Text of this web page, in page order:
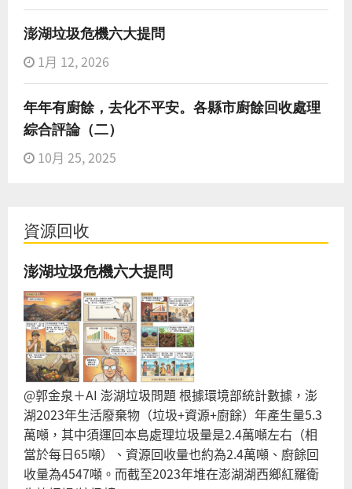
澎湖垃圾危機六大提問
1月 12, 2026
年年有廚餘，去化不平安。各縣市廚餘回收處理
綜合評論（二）
10月 25, 2025
資源回收
澎湖垃圾危機六大提問
@郭金泉＋AI 澎湖垃圾問題 根據環境部統計數據，澎
湖2023年生活廢棄物（垃圾+資源+廚餘）年產生量5.3
萬噸，其中須運回本島處理垃圾量是2.4萬噸左右（相
當於每日65噸）、資源回收量也約為2.4萬噸、廚餘回
收量為4547噸。而截至2023年堆在澎湖湖西鄉紅羅衛